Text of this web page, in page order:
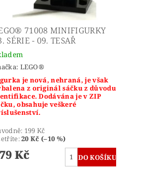
71008 MINIFIGURKY
SÉRIE - 09. TESAŘ
LEGO®
je nová, nehraná, je však
z originál sáčku z důvodu
Dodávána je v ZIP
obsahuje veškeré
199 Kč
:20 Kč (–10 %)
Kč